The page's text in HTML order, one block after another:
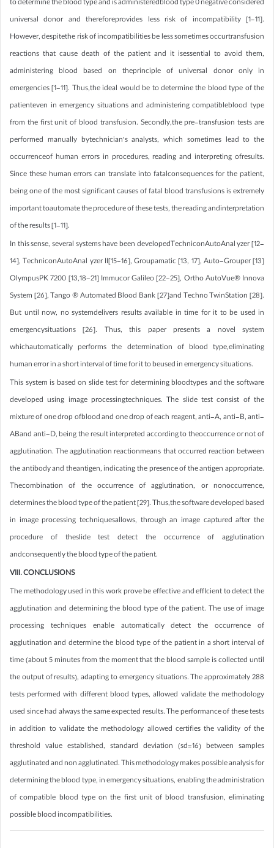
to determine the blood type and is administeredblood type 0 negative considered
universal donor and thereforeprovides less risk of incompatibility [1-11].
However, despitethe risk of incompatibilities be less sometimes occurtransfusion
reactions that cause death of the patient and it isessential to avoid them,
administering blood based on theprinciple of universal donor only in
emergencies [1-11]. Thus,the ideal would be to determine the blood type of the
patienteven in emergency situations and administering compatibleblood type
from the first unit of blood transfusion. Secondly,the pre-transfusion tests are
performed manually bytechnician’s analysts, which sometimes lead to the
occurrenceof human errors in procedures, reading and interpreting ofresults.
Since these human errors can translate into fatalconsequences for the patient,
being one of the most significant causes of fatal blood transfusions is extremely
important toautomate the procedure of these tests, the reading andinterpretation
of the results [1-11].
In this sense, several systems have been developedTechniconAutoAnal yzer [12-
14], TechniconAutoAnal yzer II[15-16], Groupamatic [13, 17], Auto-Grouper [13]
OlympusPK 7200 [13,18-21] Immucor Galileo [22-25], Ortho AutoVue® Innova
System [26], Tango ® Automated Blood Bank [27]and Techno TwinStation [28].
But until now, no systemdelivers results available in time for it to be used in
emergencysituations [26]. Thus, this paper presents a novel system
whichautomatically performs the determination of blood type,eliminating
human error in a short interval of time for it to beused in emergency situations.
This system is based on slide test for determining bloodtypes and the software
developed using image processingtechniques. The slide test consist of the
mixture of one drop ofblood and one drop of each reagent, anti-A, anti-B, anti-
ABand anti-D, being the result interpreted according to theoccurrence or not of
agglutination. The agglutination reactionmeans that occurred reaction between
the antibody and theantigen, indicating the presence of the antigen appropriate.
Thecombination of the occurrence of agglutination, or nonoccurrence,
determines the blood type of the patient [29]. Thus,the software developed based
in image processing techniquesallows, through an image captured after the
procedure of theslide test detect the occurrence of agglutination
andconsequently the blood type of the patient.
VIII. CONCLUSIONS
The methodology used in this work prove be effective and effIcient to detect the
agglutination and determining the blood type of the patient. The use of image
processing techniques enable automatically detect the occurrence of
agglutination and determine the blood type of the patient in a short interval of
time (about 5 minutes from the moment that the blood sample is collected until
the output of results), adapting to emergency situations. The approximately 288
tests performed with different blood types, allowed validate the methodology
used since had always the same expected results. The performance of these tests
in addition to validate the methodology allowed certifies the validity of the
threshold value established, standard deviation (sd=16) between samples
agglutinated and non agglutinated. This methodology makes possible analysis for
determining the blood type, in emergency situations, enabling the administration
of compatible blood type on the first unit of blood transfusion, eliminating
possible blood incompatibilities.